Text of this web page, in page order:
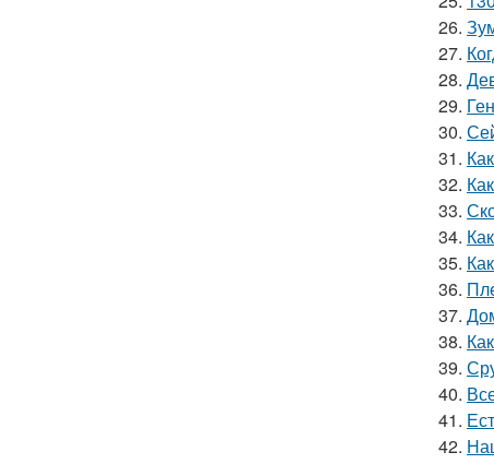
26.
27.
28.
29.
30.
31.
32.
33.
34.
35.
36.
37.
38.
39.
40.
41.
42.